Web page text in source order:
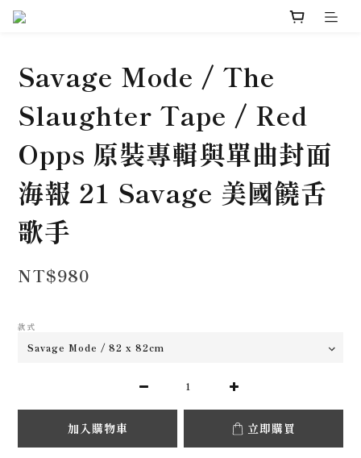
Savage Mode / The
Slaughter Tape / Red
Opps 原裝專輯與單曲封面
海報 21 Savage 美國饒舌
歌手
NT$980
款式
加入購物車 立即購買